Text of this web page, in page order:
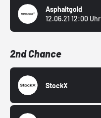
Asphaltgold
12.06.21 12:00 Uhr
2nd Chance
StockX